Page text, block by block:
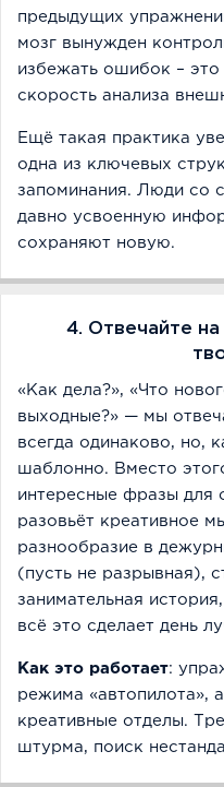
предыдущих
мозг вынужден
избежать ошибок – это
скорость анализа
Ещё такая практика
одна из ключевых
запоминания. Люди со
давно усвоенную
сохраняют новую.
4. Отвечайте
«Как дела?», «Что
выходные?» — мы
всегда одинаково, но,
шаблонно. Вместо
интересные фразы для
разовьёт креативное
разнообразие в
(пусть не разрывная),
занимательная
всё это сделает день
Как это работает:
режима «автопилота»,
креативные отделы.
штурма, поиск